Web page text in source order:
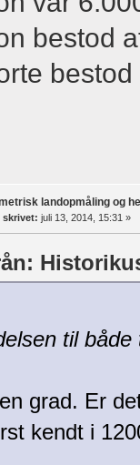
bestod
landopmåling og
skrivet: juli 13, 2014, 15:31 »
til
grad. Er
kendt i